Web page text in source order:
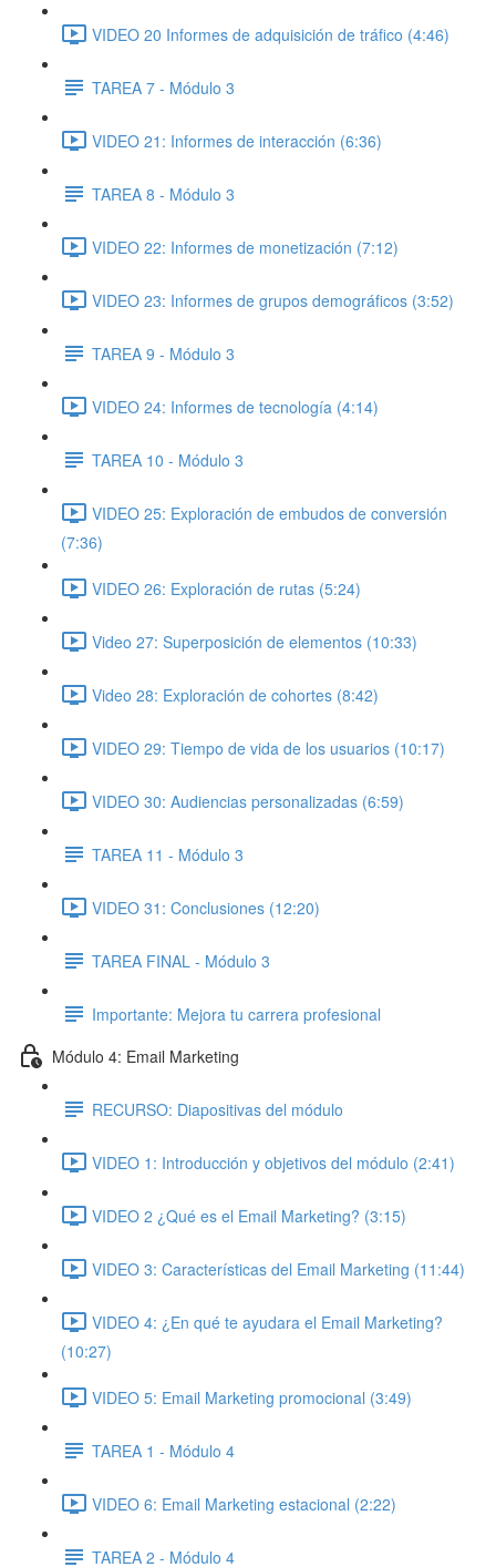
VIDEO 20 Informes de adquisición de tráfico (4:46)
TAREA 7 - Módulo 3
VIDEO 21: Informes de interacción (6:36)
TAREA 8 - Módulo 3
VIDEO 22: Informes de monetización (7:12)
VIDEO 23: Informes de grupos demográficos (3:52)
TAREA 9 - Módulo 3
VIDEO 24: Informes de tecnología (4:14)
TAREA 10 - Módulo 3
VIDEO 25: Exploración de embudos de conversión
(7:36)
VIDEO 26: Exploración de rutas (5:24)
Video 27: Superposición de elementos (10:33)
Video 28: Exploración de cohortes (8:42)
VIDEO 29: Tiempo de vida de los usuarios (10:17)
VIDEO 30: Audiencias personalizadas (6:59)
TAREA 11 - Módulo 3
VIDEO 31: Conclusiones (12:20)
TAREA FINAL - Módulo 3
Importante: Mejora tu carrera profesional
Módulo 4: Email Marketing
RECURSO: Diapositivas del módulo
VIDEO 1: Introducción y objetivos del módulo (2:41)
VIDEO 2 ¿Qué es el Email Marketing? (3:15)
VIDEO 3: Características del Email Marketing (11:44)
VIDEO 4: ¿En qué te ayudara el Email Marketing?
(10:27)
VIDEO 5: Email Marketing promocional (3:49)
TAREA 1 - Módulo 4
VIDEO 6: Email Marketing estacional (2:22)
TAREA 2 - Módulo 4